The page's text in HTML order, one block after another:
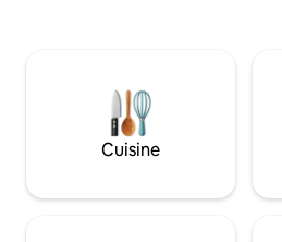
noyer, des murs en acier noirci, une
structure en acier exposé, un
sapin naturel et des accessoires de
de bain et de cuisine exquis
nord-ouest. WiFi dans tout le
Cuisine